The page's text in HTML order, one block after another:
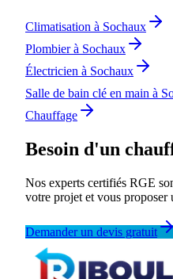
Climatisation à Sochaux
Plombier à Sochaux
Électricien à Sochaux
Salle de bain clé en main à
Chauffage
Besoin d'un
Nos experts certifiés RGE
votre projet et vous proposer
Demander un devis gratuit